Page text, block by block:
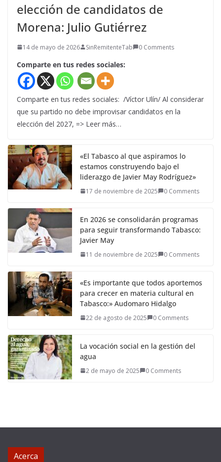
elección de candidatos de
Morena: Julio Gutiérrez
14 de mayo de 2026 SinRemitenteTab 0 Comments
Comparte en tus redes sociales:
Comparte en tus redes sociales: /Víctor Ulín/ Al considerar
que su partido no debe improvisar candidatos en la
elección del 2027, => Leer más…
«El Tabasco al que aspiramos lo
estamos construyendo bajo el
liderazgo de Javier May Rodríguez»
17 de noviembre de 2025 0 Comments
En 2026 se consolidarán programas
para seguir transformando Tabasco:
Javier May
11 de noviembre de 2025 0 Comments
«Es importante que todos aportemos
para crecer en materia cultural en
Tabasco:» Audomaro Hidalgo
22 de agosto de 2025 0 Comments
La vocación social en la gestión del
agua
2 de mayo de 2025 0 Comments
Acerca